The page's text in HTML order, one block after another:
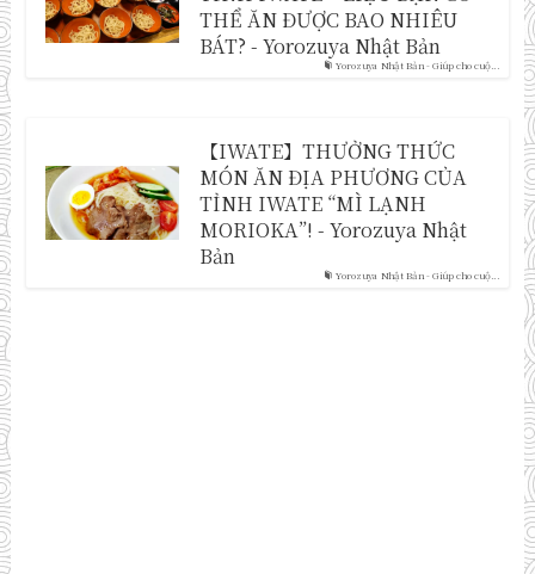
Yorozuya Nhật Bản - Giúp cho cuộ...
THỂ ĂN ĐƯỢC BAO NHIÊU
BÁT? - Yorozuya Nhật Bản
Yorozuya Nhật Bản - Giúp cho cuộ...
【IWATE】THƯỞNG THỨC
MÓN ĂN ĐỊA PHƯƠNG CỦA
TỈNH IWATE “MÌ LẠNH
MORIOKA”! - Yorozuya Nhật
Bản